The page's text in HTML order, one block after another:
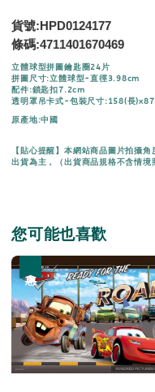
貨號:HPD0124177
條碼:4711401670469
立體球型拼圖鑰匙圈24片
拼圖尺寸:立體球型-直徑3.98cm
配件:鎖匙扣7.2cm
透明罩吊卡式-包裝尺寸:158(長
原產地:中國
【貼心提醒】本網站商品圖片拍攝
出貨為主，（出貨商品規格不含情境
您可能也喜歡